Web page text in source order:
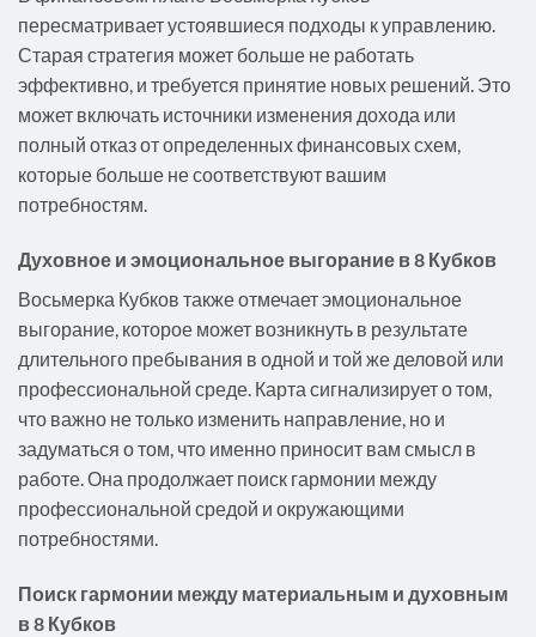
пересматривает устоявшиеся подходы к управлению.
Старая стратегия может больше не работать
эффективно, и требуется принятие новых решений. Это
может включать источники изменения дохода или
полный отказ от определенных финансовых схем,
которые больше не соответствуют вашим
потребностям.
Духовное и эмоциональное выгорание в 8 Кубков
Восьмерка Кубков также отмечает эмоциональное
выгорание, которое может возникнуть в результате
длительного пребывания в одной и той же деловой или
профессиональной среде. Карта сигнализирует о том,
что важно не только изменить направление, но и
задуматься о том, что именно приносит вам смысл в
работе. Она продолжает поиск гармонии между
профессиональной средой и окружающими
потребностями.
Поиск гармонии между материальным и духовным
в 8 Кубков